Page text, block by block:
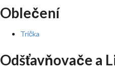
Oblečení
Trička
Odšťavňovače a